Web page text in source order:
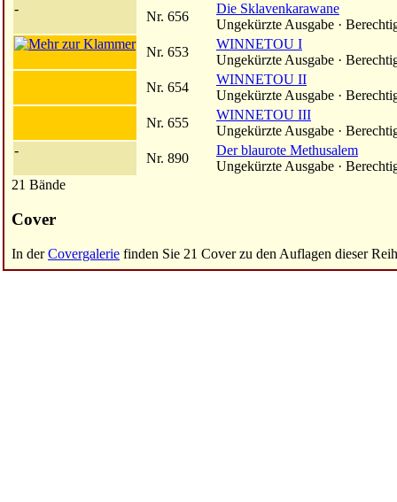
-
Nr. 656
Die Sklavenkarawane
Ungekürzte Ausgabe ·
Nr. 653
WINNETOU I
Ungekürzte Ausgabe ·
Nr. 654
WINNETOU II
Ungekürzte Ausgabe ·
Nr. 655
WINNETOU III
Ungekürzte Ausgabe ·
-
Nr. 890
Der blaurote Methusalem
Ungekürzte Ausgabe ·
21 Bände
Cover
In derCovergalerie finden Sie 21 Cover zu den Auflagen dieser